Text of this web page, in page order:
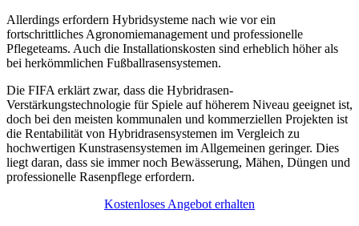
Allerdings erfordern Hybridsysteme nach wie vor ein
fortschrittliches Agronomiemanagement und professionelle
Pflegeteams. Auch die Installationskosten sind erheblich höher als
bei herkömmlichen Fußballrasensystemen.
Die FIFA erklärt zwar, dass die Hybridrasen-
Verstärkungstechnologie für Spiele auf höherem Niveau geeignet ist,
doch bei den meisten kommunalen und kommerziellen Projekten ist
die Rentabilität von Hybridrasensystemen im Vergleich zu
hochwertigen Kunstrasensystemen im Allgemeinen geringer. Dies
liegt daran, dass sie immer noch Bewässerung, Mähen, Düngen und
professionelle Rasenpflege erfordern.
Kostenloses Angebot erhalten